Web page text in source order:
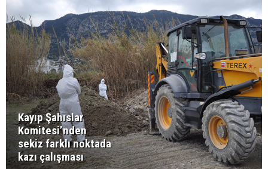
Kayıp Şahıslar
Komitesi’nden
sekiz farklı noktada
kazı çalışması